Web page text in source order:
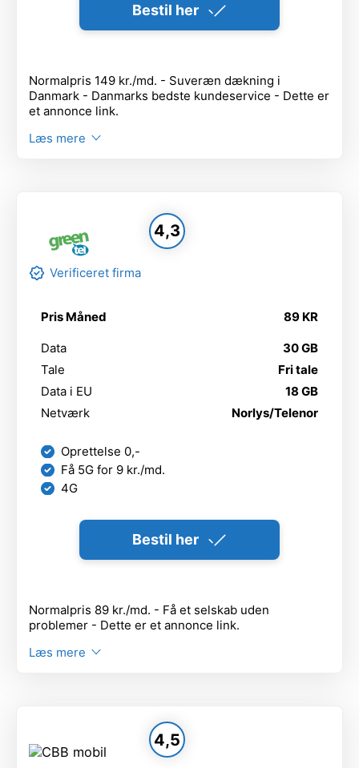
Bestil her
Normalpris 149 kr./md. - Suveræn dækning i
Danmark - Danmarks bedste kundeservice - Dette er
et annonce link.
Læs mere
4,3
Verificeret firma
Pris Måned 89 KR
Data
30 GB
Tale
Fri tale
Data i EU
18 GB
Netværk
Norlys/Telenor
Oprettelse 0,-
Få 5G for 9 kr./md.
4G
Bestil her
Normalpris 89 kr./md. - Få et selskab uden
problemer - Dette er et annonce link.
Læs mere
4,5